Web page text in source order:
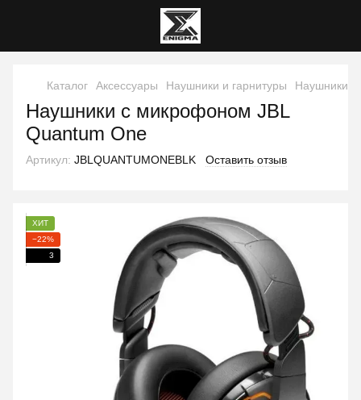
Каталог Аксессуары Наушники и гарнитуры Наушники и
Наушники с микрофоном JBL
Quantum One
Артикул: JBLQUANTUMONEBLK Оставить отзыв
ХИТ
−22%
3